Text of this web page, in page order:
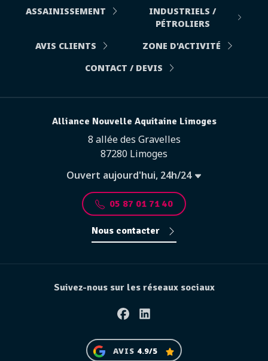
ASSAINISSEMENT
INDUSTRIELS /
PÉTROLIERS
AVIS CLIENTS
ZONE D'ACTIVITÉ
CONTACT / DEVIS
Alliance Nouvelle Aquitaine Limoges
8 allée des Gravelles
87280 Limoges
Ouvert aujourd'hui, 24h/24
05 87 01 71 40
Nous contacter
Suivez-nous sur les réseaux sociaux
FacebookLinkedin
AVIS 4.9/5